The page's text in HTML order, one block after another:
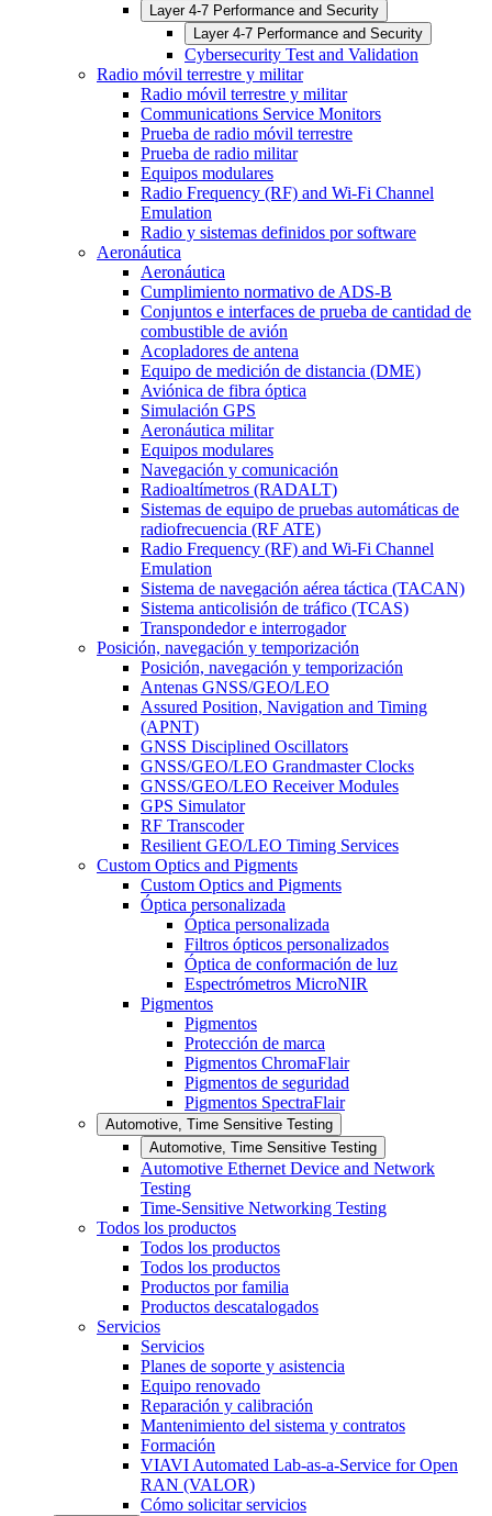
Layer 4-7 Performance and Security
Layer 4-7 Performance and Security
Cybersecurity Test and Validation
Radio móvil terrestre y militar
Radio móvil terrestre y militar
Communications Service Monitors
Prueba de radio móvil terrestre
Prueba de radio militar
Equipos modulares
Radio Frequency (RF) and Wi-Fi Channel
Emulation
Radio y sistemas definidos por software
Aeronáutica
Aeronáutica
Cumplimiento normativo de ADS-B
Conjuntos e interfaces de prueba de cantidad de
combustible de avión
Acopladores de antena
Equipo de medición de distancia (DME)
Aviónica de fibra óptica
Simulación GPS
Aeronáutica militar
Equipos modulares
Navegación y comunicación
Radioaltímetros (RADALT)
Sistemas de equipo de pruebas automáticas de
radiofrecuencia (RF ATE)
Radio Frequency (RF) and Wi-Fi Channel
Emulation
Sistema de navegación aérea táctica (TACAN)
Sistema anticolisión de tráfico (TCAS)
Transpondedor e interrogador
Posición, navegación y temporización
Posición, navegación y temporización
Antenas GNSS/GEO/LEO
Assured Position, Navigation and Timing
(APNT)
GNSS Disciplined Oscillators
GNSS/GEO/LEO Grandmaster Clocks
GNSS/GEO/LEO Receiver Modules
GPS Simulator
RF Transcoder
Resilient GEO/LEO Timing Services
Custom Optics and Pigments
Custom Optics and Pigments
Óptica personalizada
Óptica personalizada
Filtros ópticos personalizados
Óptica de conformación de luz
Espectrómetros MicroNIR
Pigmentos
Pigmentos
Protección de marca
Pigmentos ChromaFlair
Pigmentos de seguridad
Pigmentos SpectraFlair
Automotive, Time Sensitive Testing
Automotive, Time Sensitive Testing
Automotive Ethernet Device and Network
Testing
Time-Sensitive Networking Testing
Todos los productos
Todos los productos
Todos los productos
Productos por familia
Productos descatalogados
Servicios
Servicios
Planes de soporte y asistencia
Equipo renovado
Reparación y calibración
Mantenimiento del sistema y contratos
Formación
VIAVI Automated Lab-as-a-Service for Open
RAN (VALOR)
Cómo solicitar servicios